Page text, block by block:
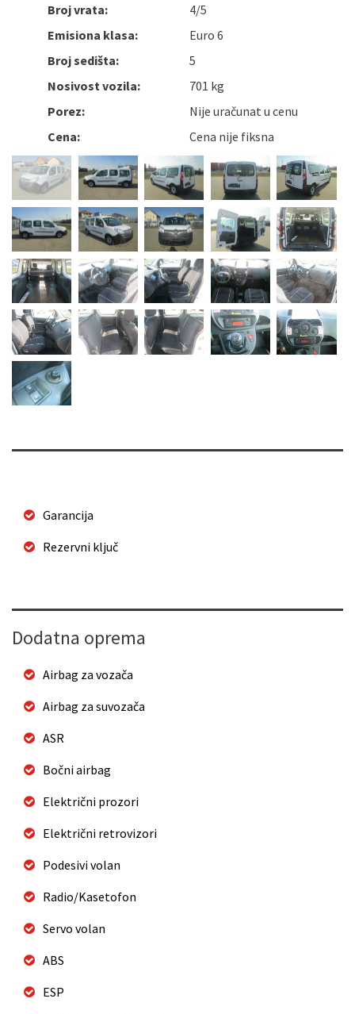
Broj vrata:
4/5
Emisiona klasa:
Euro 6
Broj sedišta:
5
Nosivost vozila:
701 kg
Porez:
Nije uračunat u cenu
Cena:
Cena nije fiksna
Garancija
Rezervni ključ
Dodatna oprema
Airbag za vozača
Airbag za suvozača
ASR
Bočni airbag
Električni prozori
Električni retrovizori
Podesivi volan
Radio/Kasetofon
Servo volan
ABS
ESP